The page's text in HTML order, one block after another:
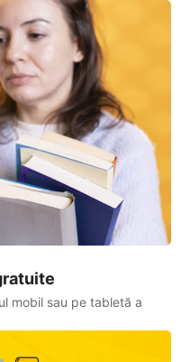
mobil sau pe tabletă a